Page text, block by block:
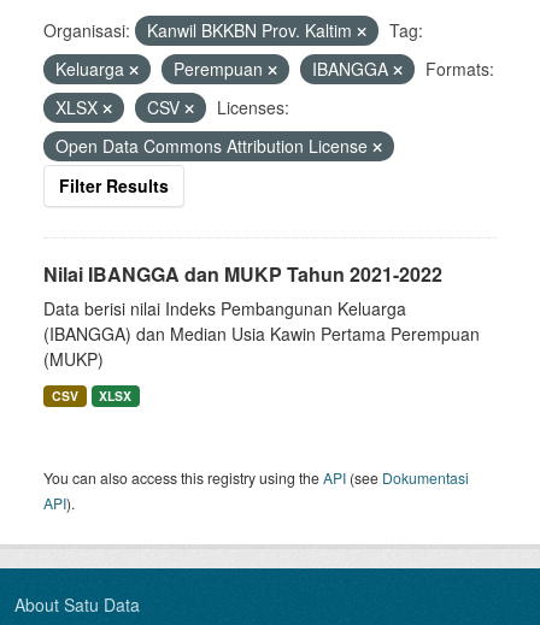
Organisasi: Kanwil BKKBN Prov. Kaltim
Tag:
Keluarga
Perempuan IBANGGA
Formats:
XLSX
CSV
Licenses:
Open Data Commons Attribution License
Filter Results
Nilai IBANGGA dan MUKP Tahun 2021-2022
Data berisi nilai Indeks Pembangunan Keluarga
(IBANGGA) dan Median Usia Kawin Pertama Perempuan
(MUKP)
CSV XLSX
You can also access this registry using theAPI (see Dokumentasi
API).
About Satu Data